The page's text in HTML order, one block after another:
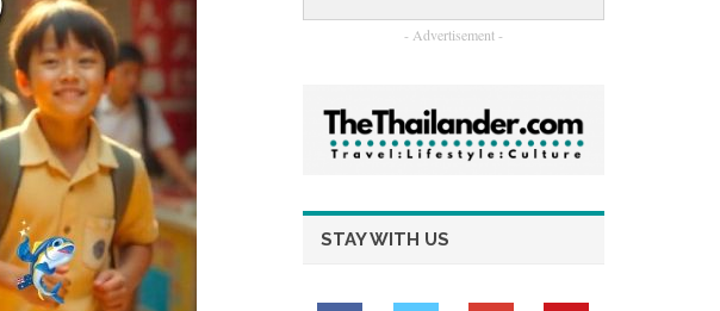
- Advertisement -
STAY WITH US